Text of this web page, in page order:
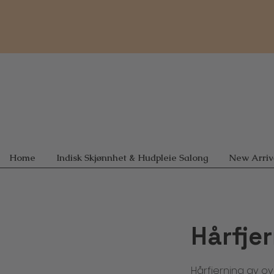
Home Indisk Skjønnhet & Hudpleie Salong New
Hårfjerning av